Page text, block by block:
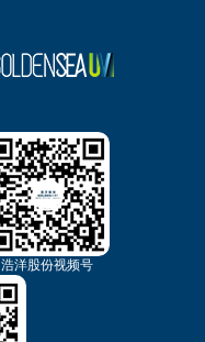
浩洋股份视频号